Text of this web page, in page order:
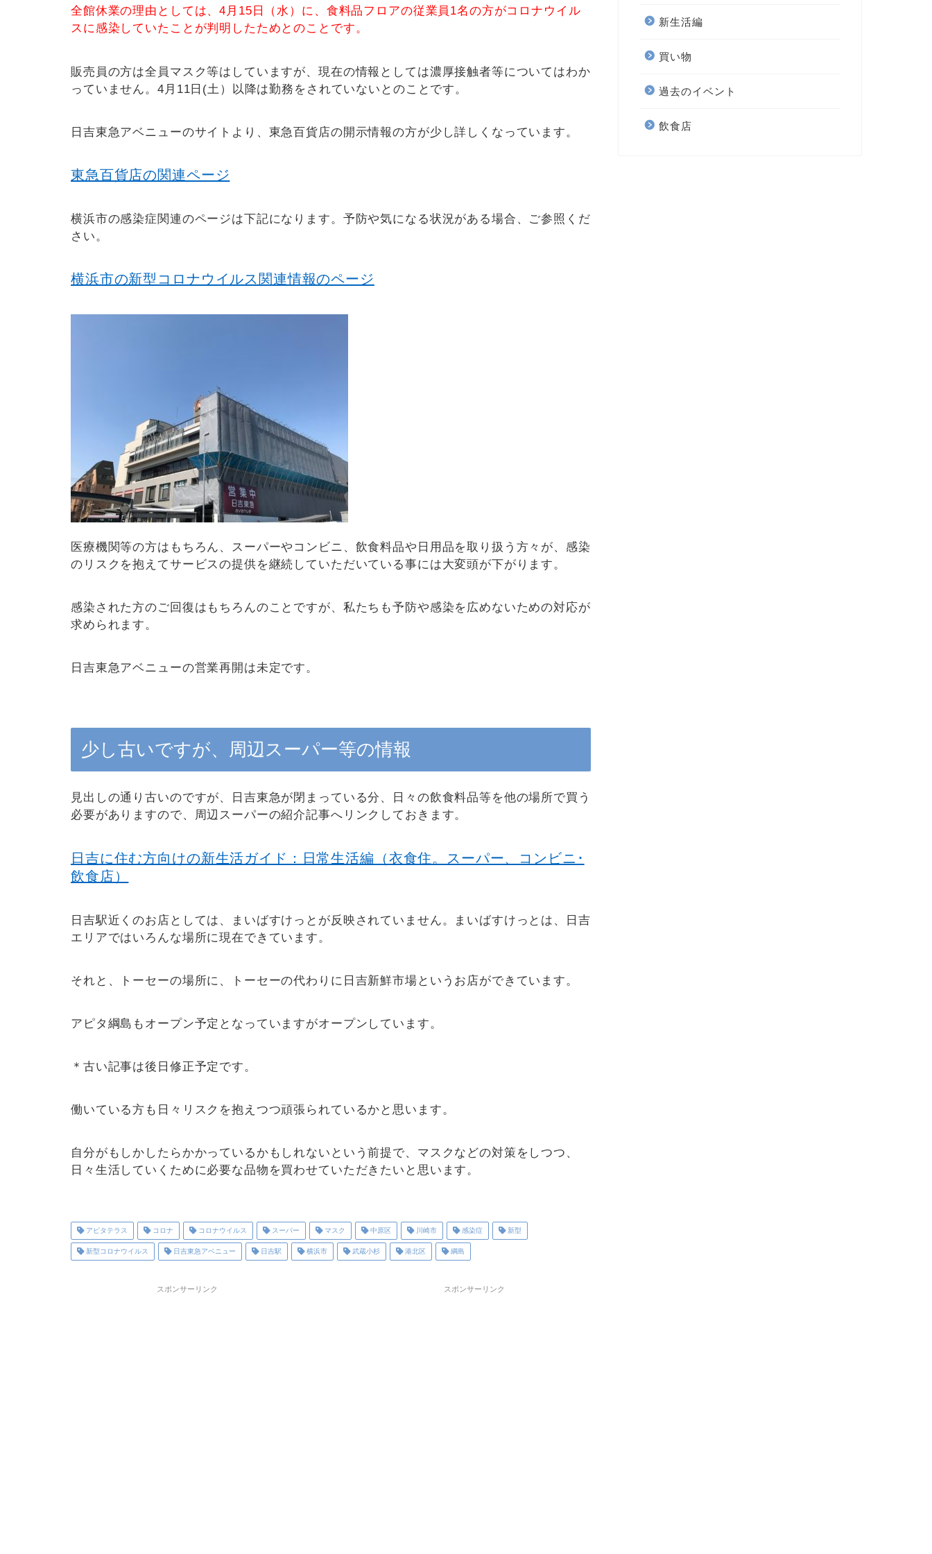
全館休業の理由としては、4 月 15 日（水）に、食料品フロアの従業員 1名の方がコロナウイル
スに感染していたことが判明したためとのことです。
販売員の方は全員マスク等はしていますが、現在の情報としては濃厚接触者等についてはわか
っていません。4月11日(土）以降は勤務をされていないとのことです。
日吉東急アベニューのサイトより、東急百貨店の開示情報の方が少し詳しくなっています。
東急百貨店の関連ページ
横浜市の感染症関連のページは下記になります。予防や気になる状況がある場合、ご参照くだ
さい。
横浜市の新型コロナウイルス関連情報のページ
医療機関等の方はもちろん、スーパーやコンビニ、飲食料品や日用品を取り扱う方々が、感染
のリスクを抱えてサービスの提供を継続していただいている事には大変頭が下がります。
感染された方のご回復はもちろんのことですが、私たちも予防や感染を広めないための対応が
求められます。
日吉東急アベニューの営業再開は未定です。
少し古いですが、周辺スーパー等の情報
見出しの通り古いのですが、日吉東急が閉まっている分、日々の飲食料品等を他の場所で買う
必要がありますので、周辺スーパーの紹介記事へリンクしておきます。
日吉に住む方向けの新生活ガイド：日常生活編（衣食住。スーパー、コンビニ･
飲食店）
日吉駅近くのお店としては、まいばすけっとが反映されていません。まいばすけっとは、日吉
エリアではいろんな場所に現在できています。
それと、トーセーの場所に、トーセーの代わりに日吉新鮮市場というお店ができています。
アピタ綱島もオープン予定となっていますがオープンしています。
＊古い記事は後日修正予定です。
働いている方も日々リスクを抱えつつ頑張られているかと思います。
自分がもしかしたらかかっているかもしれないという前提で、マスクなどの対策をしつつ、
日々生活していくために必要な品物を買わせていただきたいと思います。
アピタテラス コロナ コロナウイルス スーパー マスク 中原区 川崎市 感染症 新型
新型コロナウイルス 日吉東急アベニュー 日吉駅 横浜市 武蔵小杉 港北区 綱島
スポンサーリンク スポンサーリンク
新生活編
買い物
過去のイベント
飲食店